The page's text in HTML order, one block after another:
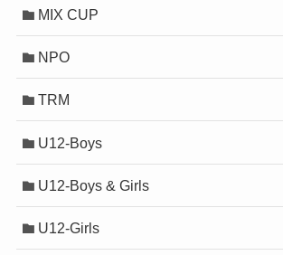
MIX CUP
NPO
TRM
U12-Boys
U12-Boys & Girls
U12-Girls